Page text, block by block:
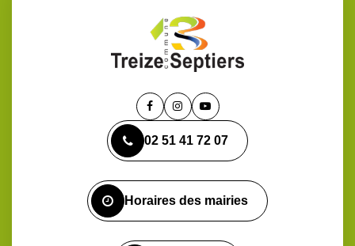
Lien
le
compte
Lien
le
compte
Lien
la
chaîne
02 51 41 72 07
Horaires des mairies